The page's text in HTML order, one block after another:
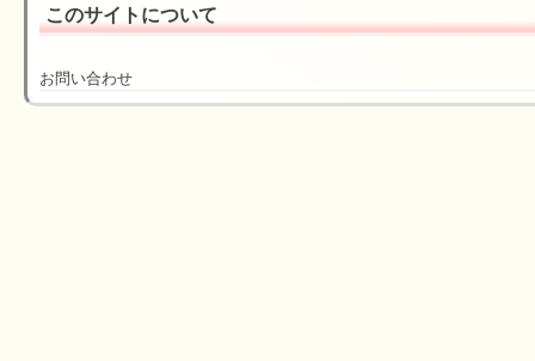
このサイトについて
お問い合わせ